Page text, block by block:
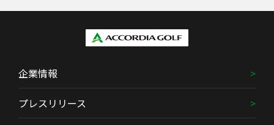
企業情報
プレスリリース